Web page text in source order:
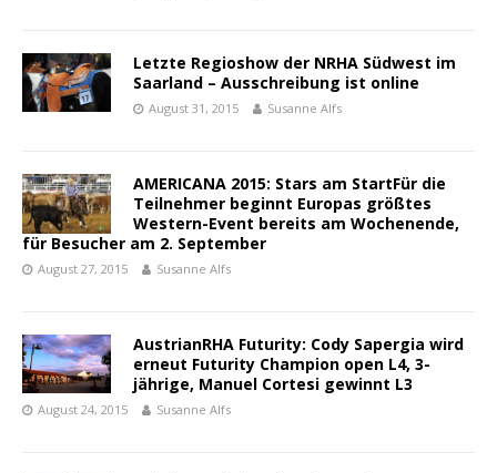
Letzte Regioshow der NRHA Südwest im
Saarland – Ausschreibung ist online
August 31, 2015 Susanne Alfs
AMERICANA 2015: Stars am StartFür die
Teilnehmer beginnt Europas größtes
Western-Event bereits am Wochenende,
für Besucher am 2. September
August 27, 2015 Susanne Alfs
AustrianRHA Futurity: Cody Sapergia wird
erneut Futurity Champion open L4, 3-
jährige, Manuel Cortesi gewinnt L3
August 24, 2015 Susanne Alfs